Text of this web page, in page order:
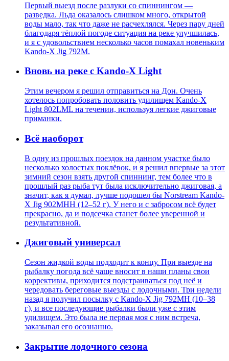
Первый выезд после разлуки со спиннингом —
разведка. Льда оказалось слишком много, открытой
воды мало, так что даже не расчехлялся. Через пару дней
благодаря тёплой погоде ситуация на реке улучшилась,
и я с удовольствием несколько часов помахал новеньким
Kando-X Jig 792M.
Вновь на реке с Kando-X Light
Этим вечером я решил отправиться на Дон. Очень
хотелось попробовать половить удилищем Kando-X
Light 802LML на течении, используя легкие джиговые
приманки.
Всё наоборот
В одну из прошлых поездок на данном участке было
несколько холостых поклёвок, и я решил впервые за этот
зимний сезон взять другой спиннинг, тем более что в
прошлый раз рыба тут была исключительно джиговая, а
значит, как я думал, лучше подошел бы Norstream Kando-
X Jig 902MHH (12–52 г). У него и с забросом всё будет
прекрасно, да и подсечка станет более уверенной и
результативной.
Джиговый универсал
Сезон жидкой воды подходит к концу. При выезде на
рыбалку погода всё чаще вносит в наши планы свои
коррективы, приходится подстраиваться под неё и
чередовать береговые выезды с лодочными. Три недели
назад я получил посылку с Kando-X Jig 792MH (10–38
г), и все последующие рыбалки были уже с этим
удилищем. Это была не первая моя с ним встреча,
заказывал его осознанно.
Закрытие лодочного сезона